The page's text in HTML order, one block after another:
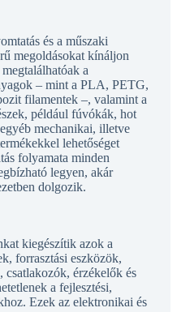
és a műszaki
megoldásokat kínáljon
a
– mint a PLA, PETG,
filamentek –, valamint a
például fúvókák, hot
mechanikai, illetve
lehetőséget
folyamata minden
legyen, akár
dolgozik.
kiegészítik azok a
forrasztási eszközök,
csatlakozók, érzékelők és
a fejlesztési,
Ezek az elektronikai és